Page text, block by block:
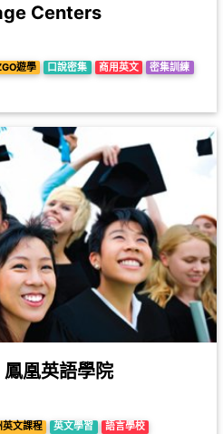
Centers
遊學 口說密集 商用英文
密集訓練
凰英語學院
英文課程 英文學習
語言學校